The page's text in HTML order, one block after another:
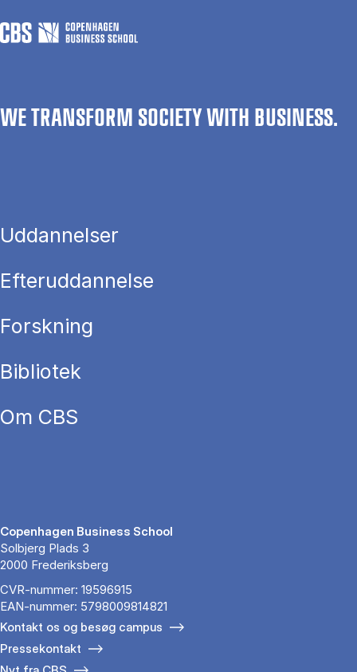
WE TRANSFORM SOCIETY WITH BUSINESS.
Uddannelser
Efteruddannelse
Forskning
Bibliotek
Om CBS
Copenhagen Business School
Solbjerg Plads 3
2000 Frederiksberg
CVR-nummer: 19596915
EAN-nummer: 5798009814821
Kontakt os og besøg campus
Pressekontakt